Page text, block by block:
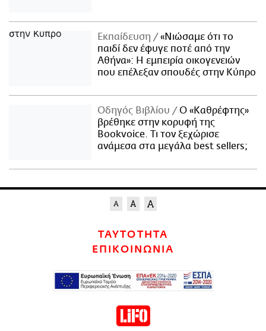
Εκπαίδευση
«Νιώσαμε ότι το
παιδί δεν έφυγε ποτέ από την
Αθήνα»: Η εμπειρία οικογενειών
που επέλεξαν σπουδές στην Κύπρο
Οδηγός Βιβλίου
Ο «Καθρέφτης»
βρέθηκε στην κορυφή της
Bookvoice. Τι τον ξεχώρισε
ανάμεσα στα μεγάλα best sellers;
ΤΑΥΤΟΤΗΤΑ
ΕΠΙΚΟΙΝΩΝΙΑ